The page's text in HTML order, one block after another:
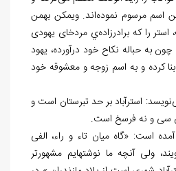
اسم مرسوم نمودهاند. ویمکن بهمن
را که برادرزادهي مردخای یهودی
به حباله نکاح خود درآورده، یهود
کرده و به اسم زوجه و معشوقه خود
نویسد: استرآباد بر حد تبرستان است و
سی و نه فرسخ است.
آمده است: «گاه میان تاء و راء، الفی
ولی آنچه ما نوشته‏ایم مشهورتر